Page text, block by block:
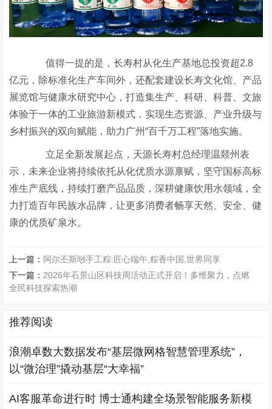
值得一提的是，长寿村从化生产基地总投资超2.8
亿元，除标准化生产车间外，还配套建设长寿文化馆、产品
展览馆与健康水研究中心，打造集生产、科研、科普、文旅
体验于一体的工业旅游新模式，实现生态资源、产业升级与
乡村振兴的双向赋能，助力广州“百千万工程”落地实施。
立足全新发展起点，天源长寿村总经理温燚州表
示，未来企业将持续依托从化优质水源禀赋，坚守国标高标
准生产底线，持续打磨产品品质，深耕健康饮用水领域，全
力打造百年民族水品牌，让更多消费者畅享天然、安全、健
康的优质矿泉水。
上一篇： 阿尔丕斯唦手工粽:匠心端午,粽香中国,世界同享
下一篇：2026年石景山区科技周活动正式开启！多维聚力，点燃
全民科技探索热潮
推荐阅读
浪潮卓数大数据发布“基层微网格智慧管理系统”，
以“微治理”撬动基层“大幸福”
AI客服革命进行时 博士通构建全场景智能服务新模